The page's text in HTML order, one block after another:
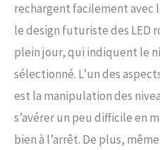
et
rechargent facilement avec
le design futuriste des LED
plein jour, qui indiquent le
sélectionné. L’un des
est la manipulation des
s’avérer un peu difficile en
bien à l’arrêt. De plus,